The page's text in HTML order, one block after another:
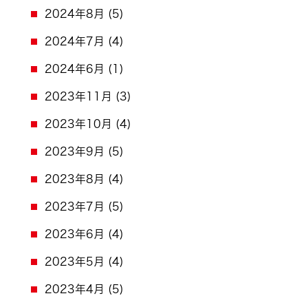
2024年8月 (5)
2024年7月 (4)
2024年6月 (1)
2023年11月 (3)
2023年10月 (4)
2023年9月 (5)
2023年8月 (4)
2023年7月 (5)
2023年6月 (4)
2023年5月 (4)
2023年4月 (5)